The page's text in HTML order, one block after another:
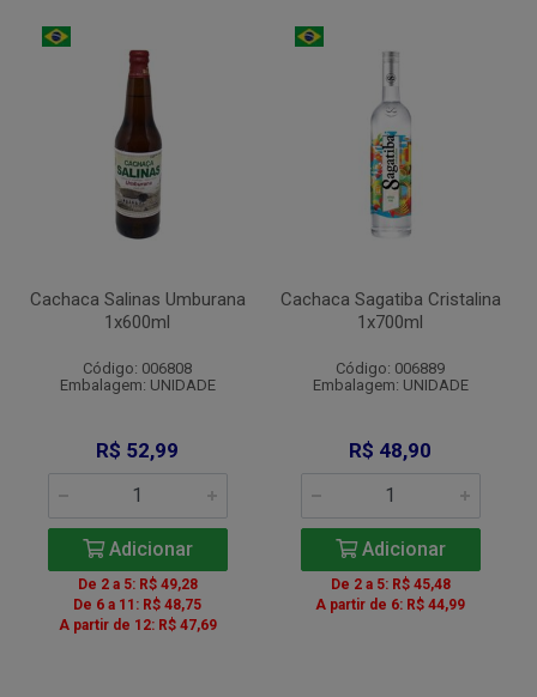
Cachaca Salinas Umburana
1x600ml
Código: 006808
Embalagem: UNIDADE
R$ 52,99
Adicionar
De 2 a 5: R$ 49,28
De 6 a 11: R$ 48,75
A partir de 12: R$ 47,69
Cachaca Sagatiba Cristalina
1x700ml
Código: 006889
Embalagem: UNIDADE
R$ 48,90
Adicionar
De 2 a 5: R$ 45,48
A partir de 6: R$ 44,99